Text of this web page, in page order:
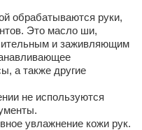
обрабатываются руки,
Это масло ши,
и заживляющим
а также другие
не используются
увлажнение кожи рук.